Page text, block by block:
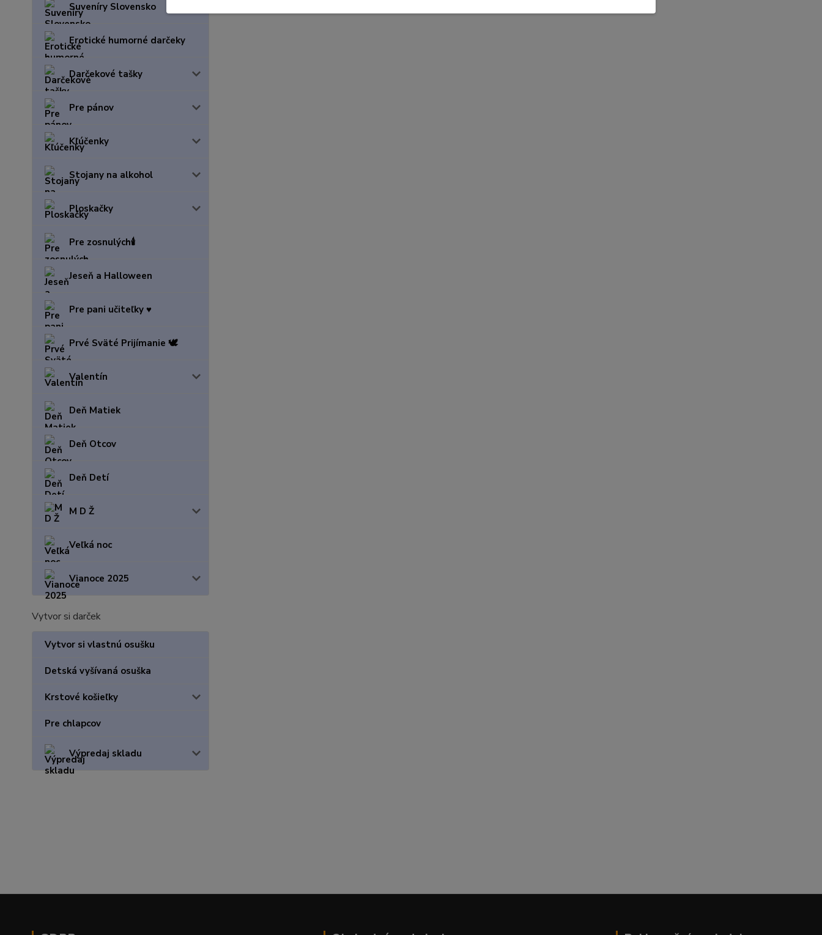
Suveníry Slovensko
Erotické humorné darčeky
Darčekové tašky
Pre pánov
Kľúčenky
Stojany na alkohol
Ploskačky
Pre zosnulých🕯️
Jeseň a Halloween
Pre pani učiteľky ♥️
Prvé Sväté Prijímanie 🕊️
Valentín
Deň Matiek
Deň Otcov
Deň Detí
M D Ž
Veľká noc
Vianoce 2025
Vytvor si darček
Vytvor si vlastnú osušku
Detská vyšívaná osuška
Krstové košieľky
Pre chlapcov
Výpredaj skladu